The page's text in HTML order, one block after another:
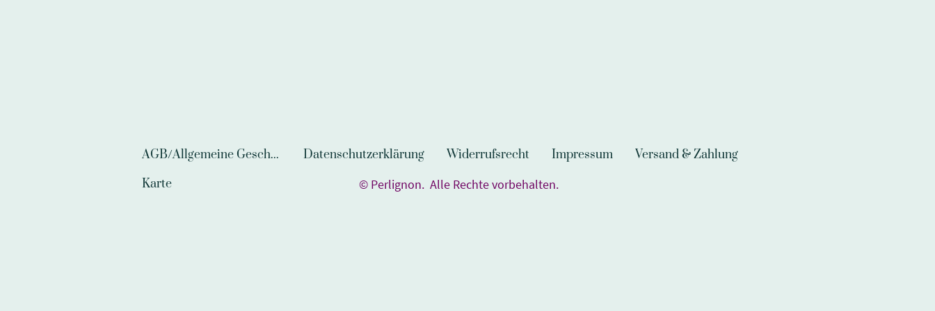
AGB/Allgemeine Geschäftsbedingungen Datenschutzerklärung Widerrufsrecht Impressum
Versand & Zahlung
Karte
© Perlignon. Alle Rechte vorbehalten.